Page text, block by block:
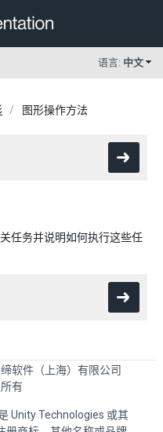
语言: 中文
图形操作方法
任务并说明如何执行这些任
软件（上海）有限公司
有
Unity Technologies 或其